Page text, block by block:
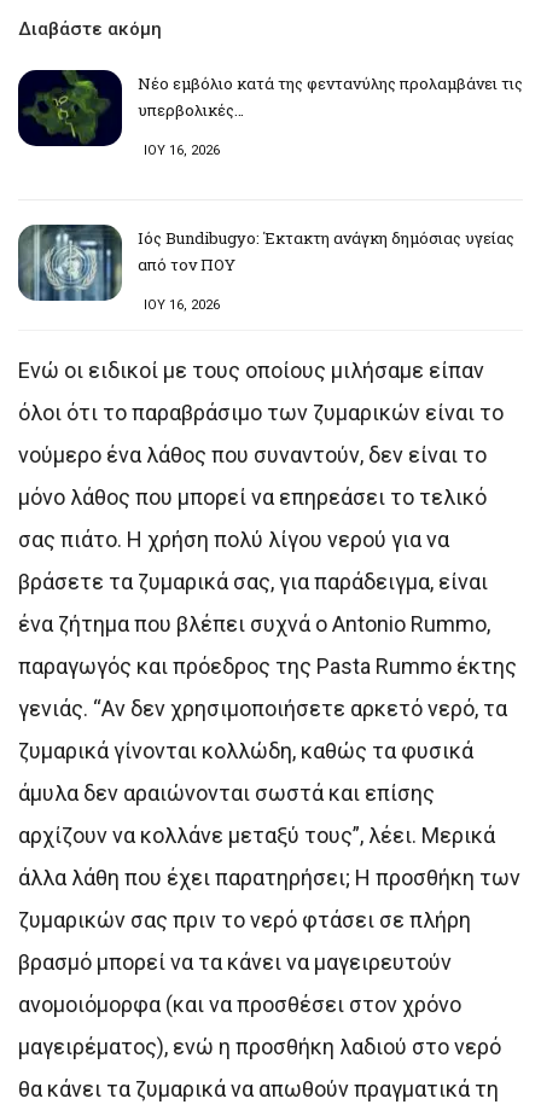
Διαβάστε ακόμη
Νέο εμβόλιο κατά της φεντανύλης προλαμβάνει τις
υπερβολικές…
ΙΟΥ 16, 2026
Ιός Bundibugyo: Έκτακτη ανάγκη δημόσιας υγείας
από τον ΠΟΥ
ΙΟΥ 16, 2026
Ενώ οι ειδικοί με τους οποίους μιλήσαμε είπαν
όλοι ότι το παραβράσιμο των ζυμαρικών είναι το
νούμερο ένα λάθος που συναντούν, δεν είναι το
μόνο λάθος που μπορεί να επηρεάσει το τελικό
σας πιάτο. Η χρήση πολύ λίγου νερού για να
βράσετε τα ζυμαρικά σας, για παράδειγμα, είναι
ένα ζήτημα που βλέπει συχνά ο Antonio Rummo,
παραγωγός και πρόεδρος της Pasta Rummo έκτης
γενιάς. “Αν δεν χρησιμοποιήσετε αρκετό νερό, τα
ζυμαρικά γίνονται κολλώδη, καθώς τα φυσικά
άμυλα δεν αραιώνονται σωστά και επίσης
αρχίζουν να κολλάνε μεταξύ τους”, λέει. Μερικά
άλλα λάθη που έχει παρατηρήσει; Η προσθήκη των
ζυμαρικών σας πριν το νερό φτάσει σε πλήρη
βρασμό μπορεί να τα κάνει να μαγειρευτούν
ανομοιόμορφα (και να προσθέσει στον χρόνο
μαγειρέματος), ενώ η προσθήκη λαδιού στο νερό
θα κάνει τα ζυμαρικά να απωθούν πραγματικά τη